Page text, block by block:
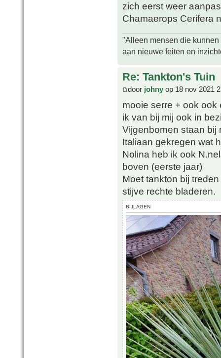
zich eerst weer
Chamaerops Cerifera
"Alleen mensen die
aan nieuwe feiten en
Re: Tankton's Tuin
door johny op 18 nov 2021
mooie serre + ook
ik van bij mij ook in
Vijgenbomen staan bij
Italiaan gekregen wat
Nolina heb ik ook
boven (eerste jaar)
Moet tankton bij
stijve rechte bladeren.
BIJLAGEN